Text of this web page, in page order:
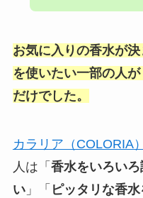
お気に入りの香水が
を使いたい一部の人
だけでした。
カラリア（COLORIA）
人は「 香水をいろい
い」「 ピッタリな香